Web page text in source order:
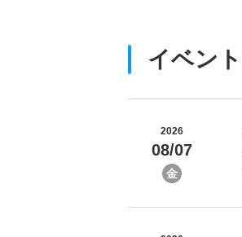
イベン
2026
08/07
金